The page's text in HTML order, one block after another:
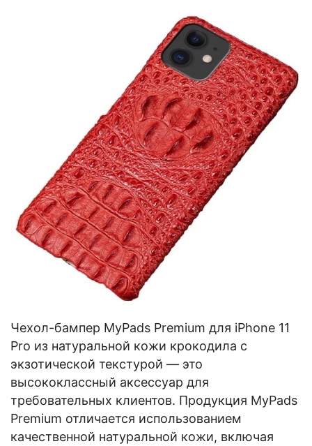
Чехол-бампер MyPads Premium для iPhone 11
Pro из натуральной кожи крокодила с
экзотической текстурой — это
высококлассный аксессуар для
требовательных клиентов. Продукция MyPads
Premium отличается использованием
качественной натуральной кожи, включая